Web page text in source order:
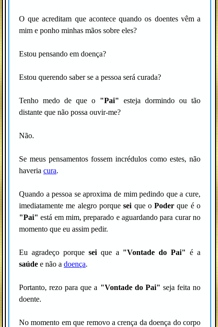
O que acreditam que acontece quando os doentes vêm a
mim e ponho minhas mãos sobre eles?
Estou pensando em doença?
Estou querendo saber se a pessoa será curada?
Tenho medo de que o "Pai"
esteja dormindo ou tão
distante que não possa ouvir-me?
Não.
Se meus pensamentos fossem incrédulos como estes, não
haveria cura.
Quando a pessoa se aproxima de mim pedindo que a cure,
imediatamente me alegro porquesei que oPoder que é o
"Pai" está em mim, preparado e aguardando para curar no
momento que eu assim pedir.
Eu agradeço porque seique a "Vontade do Pai" é a
saúde e não a doença.
Portanto, rezo para que a "Vontade do Pai" seja feita no
doente.
No momento em que removo a crença da doença do corpo